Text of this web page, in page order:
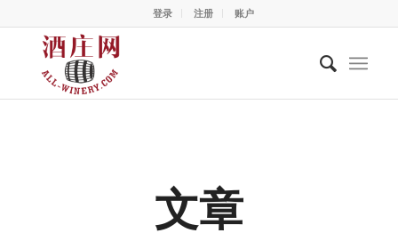
登录 注册 账户
文章